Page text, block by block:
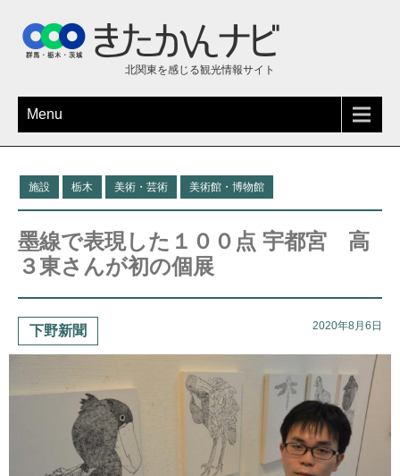
北関東を感じる観光情報サイト
Menu
施設 栃木 美術・芸術 美術館・博物館
墨線で表現した１００点 宇都宮 高
３東さんが初の個展
下野新聞 2020年8月6日